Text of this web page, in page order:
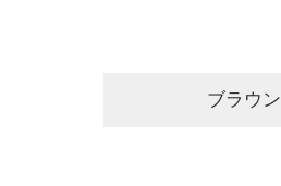
ブラウン